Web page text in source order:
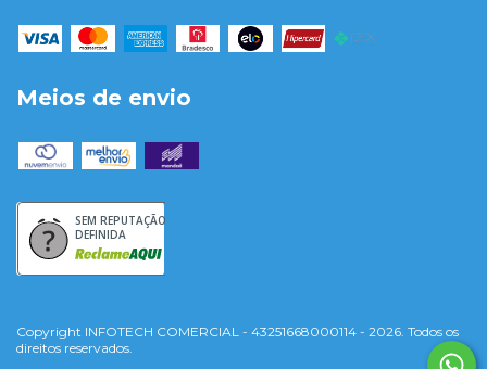
Meios de envio
SEM REPUTAÇÃO
DEFINIDA
Copyright INFOTECH COMERCIAL - 43251668000114 - 2026. Todos os
direitos reservados.